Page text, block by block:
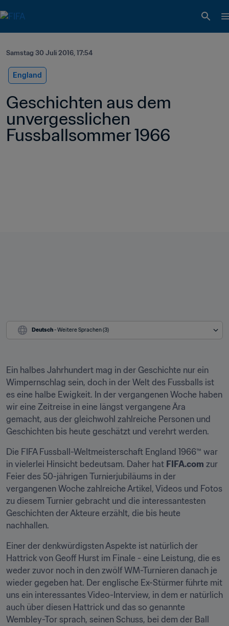
Samstag 30 Juli 2016, 17:54
England
Geschichten aus dem
unvergesslichen
Fussballsommer 1966
Deutsch - Weitere Sprachen (3)
Ein halbes Jahrhundert mag in der Geschichte nur ein
Wimpernschlag sein, doch in der Welt des Fussballs ist
es eine halbe Ewigkeit. In der vergangenen Woche haben
wir eine Zeitreise in eine längst vergangene Ära
gemacht, aus der gleichwohl zahlreiche Personen und
Geschichten bis heute geschätzt und verehrt werden.
Die FIFA Fussball-Weltmeisterschaft England 1966™ war
in vielerlei Hinsicht bedeutsam. Daher hat FIFA.com zur
Feier des 50-jährigen Turnierjubiläums in der
vergangenen Woche zahlreiche Artikel, Videos und Fotos
zu diesem Turnier gebracht und die interessantesten
Geschichten der Akteure erzählt, die bis heute
nachhallen.
Einer der denkwürdigsten Aspekte ist natürlich der
Hattrick von Geoff Hurst im Finale - eine Leistung, die es
weder zuvor noch in den zwölf WM-Turnieren danach je
wieder gegeben hat. Der englische Ex-Stürmer führte mit
uns ein interessantes Video-Interview, in dem er natürlich
auch über diesen Hattrick und das so genannte
Wembley-Tor sprach, seinen Schuss, bei dem der Ball